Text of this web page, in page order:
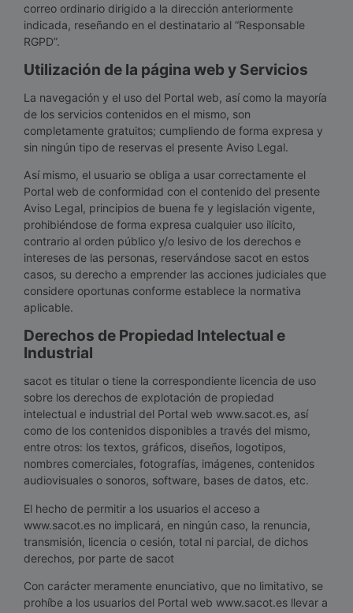
correo ordinario dirigido a la dirección anteriormente
indicada, reseñando en el destinatario al “Responsable
RGPD”.
Utilización de la página web y Servicios
La navegación y el uso del Portal web, así como la mayoría
de los servicios contenidos en el mismo, son
completamente gratuitos; cumpliendo de forma expresa y
sin ningún tipo de reservas el presente Aviso Legal.
Así mismo, el usuario se obliga a usar correctamente el
Portal web de conformidad con el contenido del presente
Aviso Legal, principios de buena fe y legislación vigente,
prohibiéndose de forma expresa cualquier uso ilícito,
contrario al orden público y/o lesivo de los derechos e
intereses de las personas, reservándose sacot en estos
casos, su derecho a emprender las acciones judiciales que
considere oportunas conforme establece la normativa
aplicable.
Derechos de Propiedad Intelectual e
Industrial
sacot es titular o tiene la correspondiente licencia de uso
sobre los derechos de explotación de propiedad
intelectual e industrial del Portal web www.sacot.es, así
como de los contenidos disponibles a través del mismo,
entre otros: los textos, gráficos, diseños, logotipos,
nombres comerciales, fotografías, imágenes, contenidos
audiovisuales o sonoros, software, bases de datos, etc.
El hecho de permitir a los usuarios el acceso a
www.sacot.es no implicará, en ningún caso, la renuncia,
transmisión, licencia o cesión, total ni parcial, de dichos
derechos, por parte de sacot
Con carácter meramente enunciativo, que no limitativo, se
prohíbe a los usuarios del Portal web www.sacot.es llevar a